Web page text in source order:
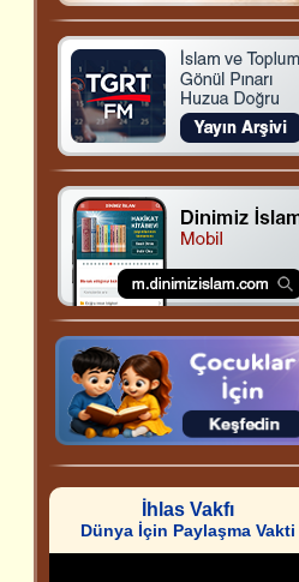
İhlas Vakfı
Dünya İçin Paylaşma Vakti